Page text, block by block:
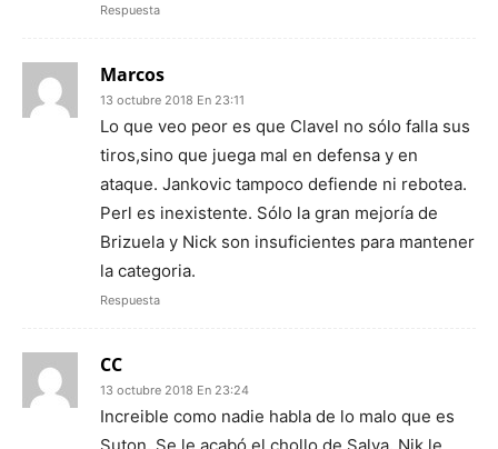
Respuesta
Marcos
13 octubre 2018 En 23:11
Lo que veo peor es que Clavel no sólo falla sus
tiros,sino que juega mal en defensa y en
ataque. Jankovic tampoco defiende ni rebotea.
Perl es inexistente. Sólo la gran mejoría de
Brizuela y Nick son insuficientes para mantener
la categoria.
Respuesta
CC
13 octubre 2018 En 23:24
Increible como nadie habla de lo malo que es
Suton. Se le acabó el chollo de Salva. Nik le